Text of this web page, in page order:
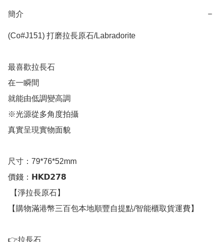
簡介 −
(Co#J151) 打磨拉長原石/Labradorite
最喜歡拉長石
在一瞬間
就能由低調變高調
※光源從多角度拍攝
真實呈現實物面貌
尺寸：79*76*52mm
價錢：𝗛𝗞𝗗𝟮𝟳𝟴
【購物滿港幣三百包本地順豐自提點/智能櫃取貨運費】
👉拉長石